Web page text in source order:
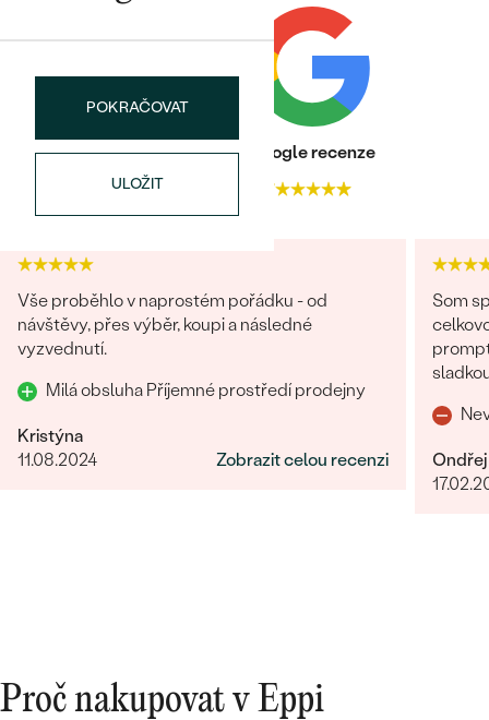
POKRAČOVAT
ULOŽIT
Heureka recenze
4.9
Google recenze
4.7
Vše proběhlo v naprostém pořádku - od
návštěvy, přes výběr, koupi a následné
vyzvednutí.
Milá obsluha Příjemné prostředí prodejny
Kristýna
11.08.2024
Zobrazit celou recenzi
Som
promptná. Tovar prišiel pekne
Ondřej
Proč nakupovat v Eppi